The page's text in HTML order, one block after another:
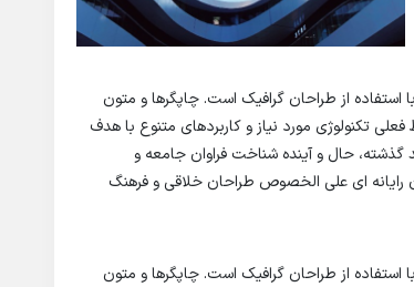
از طراحان گرافیک است. چاپگرها و متون
تکنولوژی مورد نیاز و کاربردهای متنوع با هدف
حال و آینده شناخت فراوان جامعه و
رایانه ای علی الخصوص طراحان خلاقی و فرهنگ
از طراحان گرافیک است. چاپگرها و متون